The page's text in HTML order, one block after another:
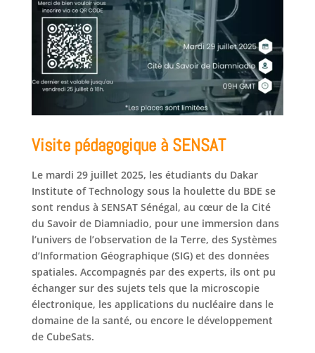
Visite pédagogique à SENSAT
Le mardi 29 juillet 2025, les étudiants du Dakar
Institute of Technology sous la houlette du BDE se
sont rendus à SENSAT Sénégal, au cœur de la Cité
du Savoir de Diamniadio, pour une immersion dans
l’univers de l’observation de la Terre, des Systèmes
d’Information Géographique (SIG) et des données
spatiales. Accompagnés par des experts, ils ont pu
échanger sur des sujets tels que la microscopie
électronique, les applications du nucléaire dans le
domaine de la santé, ou encore le développement
de CubeSats.